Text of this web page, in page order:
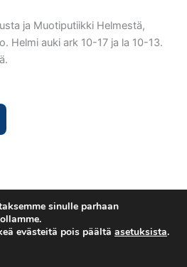
ja Muotiputiikki Helmestä,
Helmi auki ark 10-17 ja la 10-13.
sinulle parhaan
evästeitä pois päältä asetuksista.